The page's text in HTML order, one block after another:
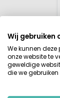
Wij gebruiken
We kunnen
onze website te
geweldige
die we